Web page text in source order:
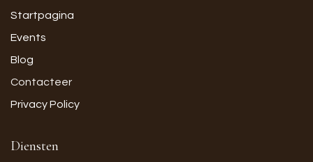
Startpagina
Events
Blog
Contacteer
Privacy Policy
Diensten